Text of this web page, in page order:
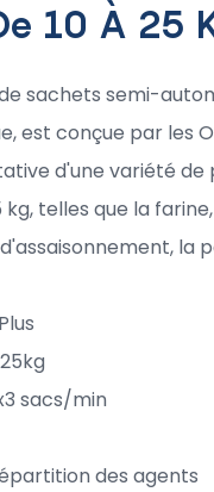
10 À 25
sachets semi-
est conçue par les
d'une variété
telles que la
la
sacs/min
des agents